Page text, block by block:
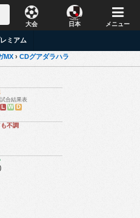
大会 日本 メニュー
ミアム
MX › CDグアダラハラ
試合結果表
L W D
不調